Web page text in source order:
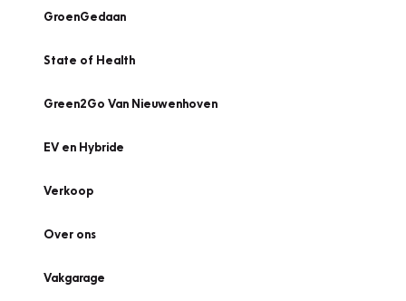
GroenGedaan
State of Health
Green2Go Van Nieuwenhoven
EV en Hybride
Verkoop
Over ons
Vakgarage